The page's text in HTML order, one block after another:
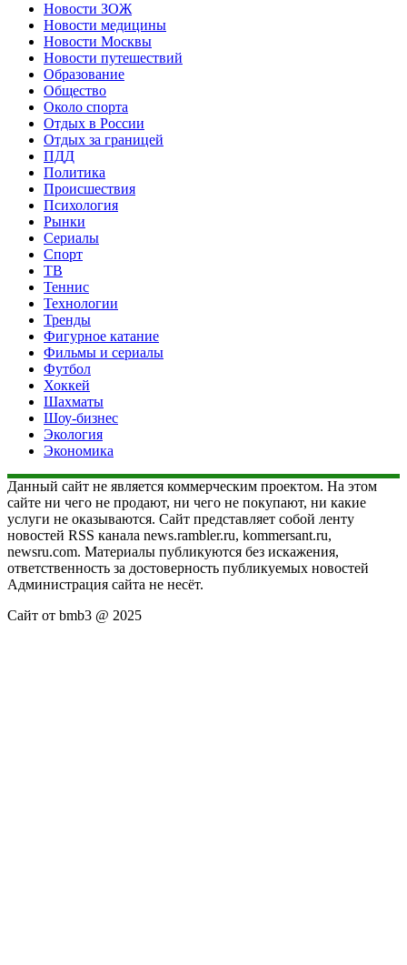
Новости ЗОЖ
Новости медицины
Новости Москвы
Новости путешествий
Образование
Общество
Около спорта
Отдых в России
Отдых за границей
ПДД
Политика
Происшествия
Психология
Рынки
Сериалы
Спорт
ТВ
Теннис
Технологии
Тренды
Фигурное катание
Фильмы и сериалы
Футбол
Хоккей
Шахматы
Шоу-бизнес
Экология
Экономика
Данный сайт не является коммерческим проектом. На этом
сайте ни чего не продают, ни чего не покупают, ни какие
услуги не оказываются. Сайт представляет собой ленту
новостей RSS канала news.rambler.ru, kommersant.ru,
newsru.com. Материалы публикуются без искажения,
ответственность за достоверность публикуемых новостей
Администрация сайта не несёт.
Сайт от bmb3 @ 2025